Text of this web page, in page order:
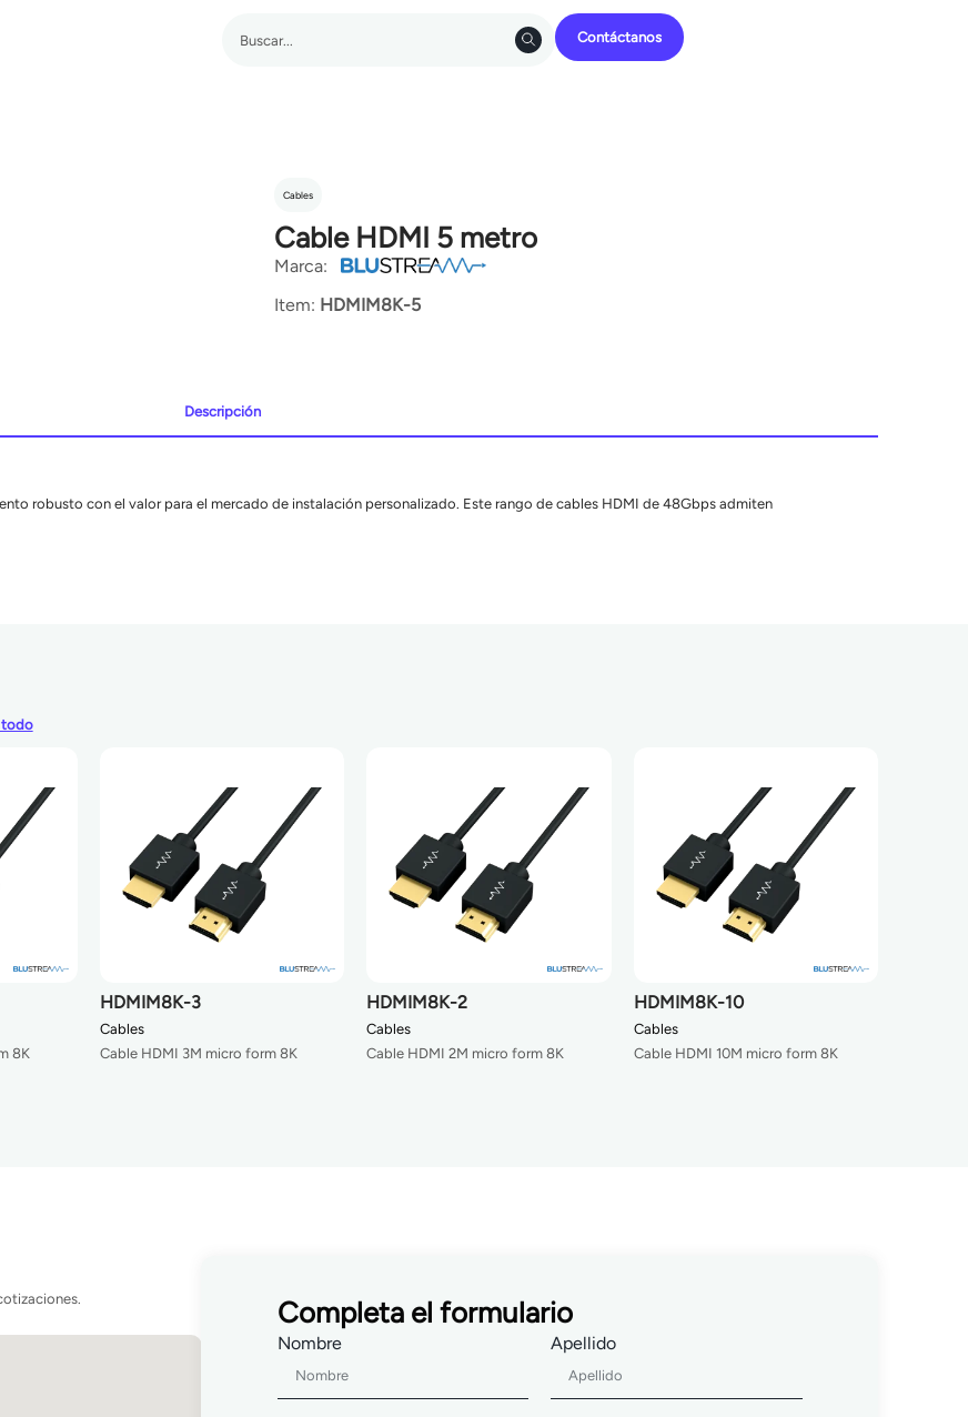
Contáctanos
Cables
Cable HDMI 5 metro
Marca:
Item: HDMIM8K-5
Descripción
robusto con el valor para el mercado de instalación personalizado. Este rango de cables HDMI de 48Gbps admiten
todo
8K
HDMIM8K-3
Cables
Cable HDMI 3M micro form 8K
HDMIM8K-2
Cables
Cable HDMI 2M micro form 8K
HDMIM8K-10
Cables
Cable HDMI 10M micro form 8K
Completa el formulario
Nombre Apellido